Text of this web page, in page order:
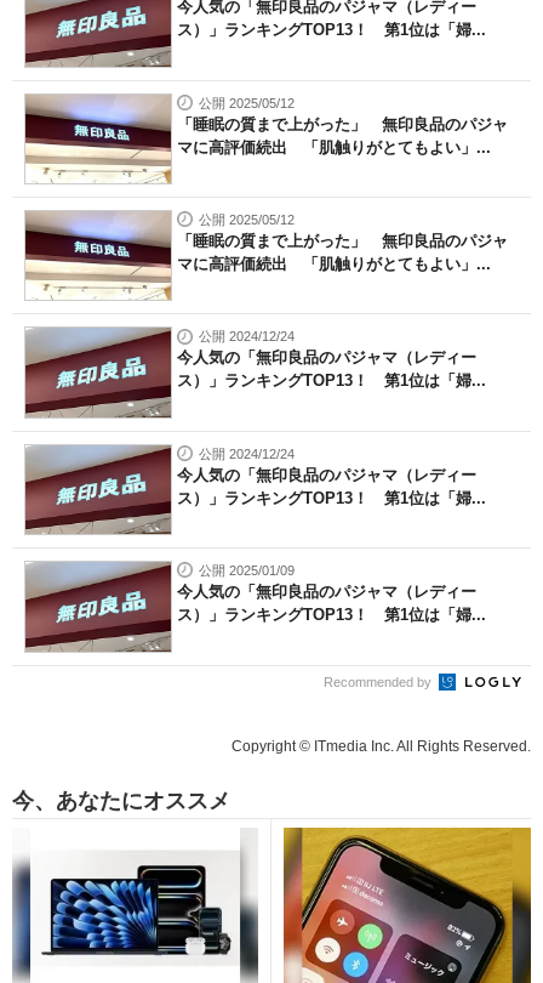
今人気の「無印良品のパジャマ（レディー
ス）」ランキングTOP13！ 第1位は「婦...
公開 2025/05/12
「睡眠の質まで上がった」 無印良品のパジャ
マに高評価続出 「肌触りがとてもよい」...
公開 2025/05/12
「睡眠の質まで上がった」 無印良品のパジャ
マに高評価続出 「肌触りがとてもよい」...
公開 2024/12/24
今人気の「無印良品のパジャマ（レディー
ス）」ランキングTOP13！ 第1位は「婦...
公開 2024/12/24
今人気の「無印良品のパジャマ（レディー
ス）」ランキングTOP13！ 第1位は「婦...
公開 2025/01/09
今人気の「無印良品のパジャマ（レディー
ス）」ランキングTOP13！ 第1位は「婦...
Recommended by
Copyright © ITmedia Inc. All Rights Reserved.
今、あなたにオススメ